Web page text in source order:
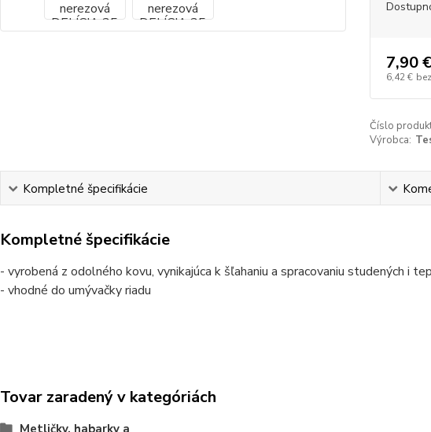
7,90 €
6,42 €
Číslo
Výrobca:
Kompletné špecifikácie
Kompletné špecifikácie
- vyrobená z odolného kovu, vynikajúca k šľahaniu a spracovaniu studených i
- vhodné do umývačky riadu
Tovar zaradený v kategóriách
Metličky, habarky a